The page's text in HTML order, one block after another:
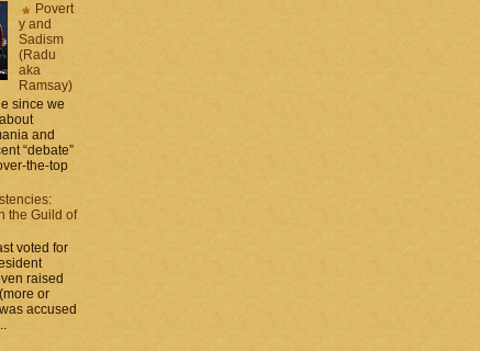
Povert
y and
Sadism
(Radu
aka
Ramsay)
since we
and
“debate”
the-top
the Guild of
voted for
raised
or
accused